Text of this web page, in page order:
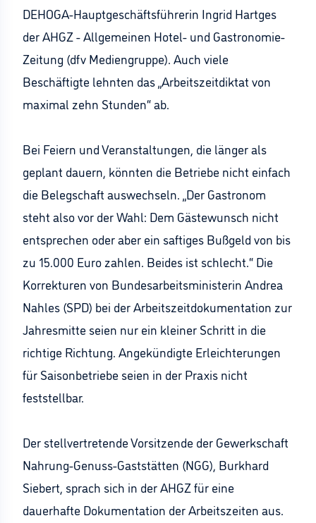
DEHOGA-Hauptgeschäftsführerin Ingrid Hartges
der AHGZ - Allgemeinen Hotel- und Gastronomie-
Zeitung (dfv Mediengruppe). Auch viele
Beschäftigte lehnten das „Arbeitszeitdiktat von
maximal zehn Stunden“ ab.
Bei Feiern und Veranstaltungen, die länger als
geplant dauern, könnten die Betriebe nicht einfach
die Belegschaft auswechseln. „Der Gastronom
steht also vor der Wahl: Dem Gästewunsch nicht
entsprechen oder aber ein saftiges Bußgeld von bis
zu 15.000 Euro zahlen. Beides ist schlecht.“ Die
Korrekturen von Bundesarbeitsministerin Andrea
Nahles (SPD) bei der Arbeitszeitdokumentation zur
Jahresmitte seien nur ein kleiner Schritt in die
richtige Richtung. Angekündigte Erleichterungen
für Saisonbetriebe seien in der Praxis nicht
feststellbar.
Der stellvertretende Vorsitzende der Gewerkschaft
Nahrung-Genuss-Gaststätten (NGG), Burkhard
Siebert, sprach sich in der AHGZ für eine
dauerhafte Dokumentation der Arbeitszeiten aus.